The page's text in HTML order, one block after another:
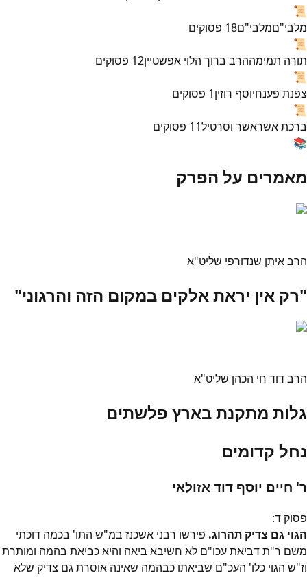
📜
מלבי"םמלבי"ם18 פסוקים
📜
תורה תמימההרב ברוך הלוי אפשטיין12 פסוקים
📜
צפנת פענחיוסף רוזין1 פסוקים
📜
ברכת אשראשר וסרטיל11 פסוקים
📚
מאמרים על הפרק
הרב איתן שנדורפי שליט"א
"רק אין יראת אלקים במקום הזה והרגוני"
הרב דוד חי הכהן שליט"א
גלות מתקנת בארץ פלשתים
נחל קדומים
ר' חיים יוסף דוד אזולאי
פסוק ד:
הגוי גם צדיק תהרוג. פירשו רבני אשכנז במ"ש התו' בכמה דוכתי
משם ר"ת דביאת עכו"ם לא חשיבא ביאה והיא כביאת בהמה ומותרת
וז"ש הגוי כלו' העכ"ם שביאתו כבהמה שאינה אוסרת גם צדיק שלא